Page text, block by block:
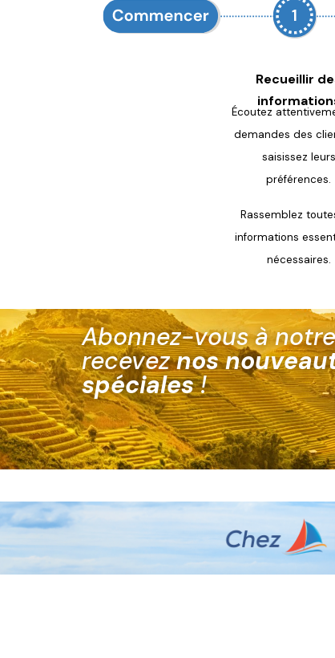
Recueillir
Écoutez
demandes des
saisissez leurs
préférences.
Rassemblez
informations
nécessaires.
Abonnez-vous à
receveznos
spéciales!